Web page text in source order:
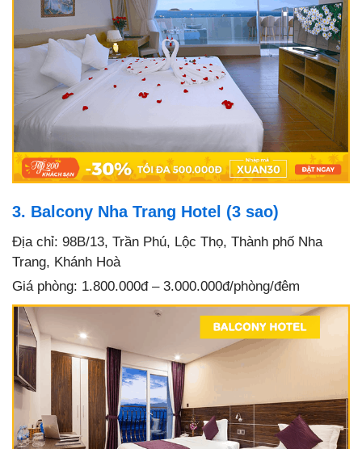
3. Balcony Nha Trang Hotel (3 sao)
Địa chỉ: 98B/13, Trần Phú, Lộc Thọ, Thành phố Nha
Trang, Khánh Hoà
Giá phòng: 1.800.000đ – 3.000.000đ/phòng/đêm